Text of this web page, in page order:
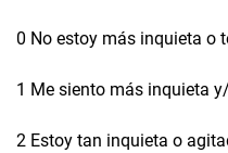
0 No estoy más inquieta o
1 Me siento más inquieta
2 Estoy tan inquieta o